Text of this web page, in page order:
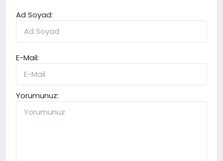
Ad Soyad:
E-Mail:
Yorumunuz: